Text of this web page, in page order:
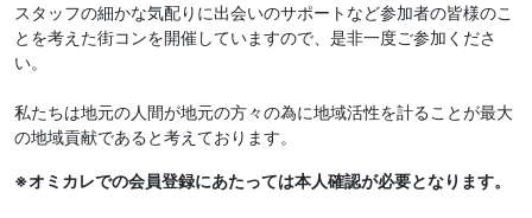
スタッフの細かな気配りに出会いのサポートなど参加者の皆様のこ
とを考えた街コンを開催していますので、是非一度ご参加くださ
い。
私たちは地元の人間が地元の方々の為に地域活性を計ることが最大
の地域貢献であると考えております。
※オミカレでの会員登録にあたっては本人確認が必要となります。